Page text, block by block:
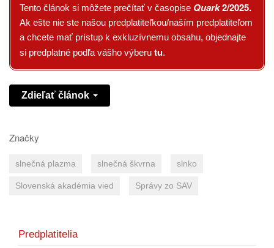
Tento článok si môžete prečítať v časopise Quark2/2025.
Ak ešte nie ste našou predplatiteľkou/naším predplatiteľom
a chcete mať prístup k exkluzívnemu obsahu, objednajte
si predplatné podľa vášho výberu tu.
Zdieľať článok
Značky
slnečná plazma slnečná škvrna slnko
Slovenská akadémia vied Správy zo SAV
Predplatitelia